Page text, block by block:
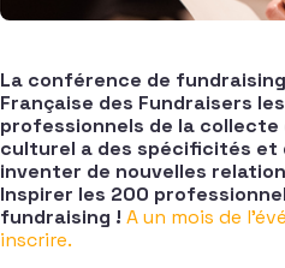
La conférence de
Française des Fundraisers
professionnels de la
culturel a des spécificités et
inventer de nouvelles
Inspirer les 200
fundraising ! A un mois de
inscrire.